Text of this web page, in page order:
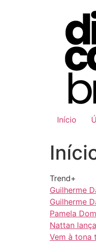
Início
Trend+
Guilherme
Guilherme
Pamela
Nattan
Vem à tona